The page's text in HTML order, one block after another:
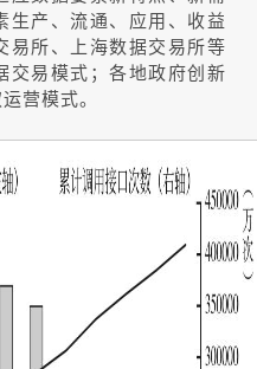
生产、流通、应用、收益
易所、上海数据交易所等
交易模式；各地政府创新
营模式。